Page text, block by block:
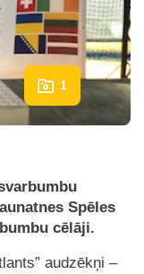
1
Spēles
cēlāji.
audzēkņi –